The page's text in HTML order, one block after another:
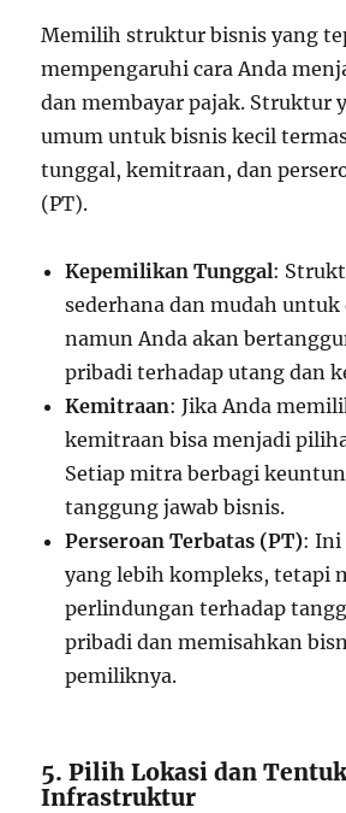
Memilih struktur bisnis yang
mempengaruhi cara Anda
dan membayar pajak. Struktur
umum untuk bisnis kecil
tunggal, kemitraan, dan
(PT).
Kepemilikan Tunggal:
sederhana dan mudah untuk
namun Anda akan
pribadi terhadap utang dan
Kemitraan: Jika Anda
kemitraan bisa menjadi
Setiap mitra berbagi
tanggung jawab bisnis.
Perseroan Terbatas (PT): Ini
yang lebih kompleks, tetapi
perlindungan terhadap
pribadi dan memisahkan
pemiliknya.
5. Pilih Lokasi dan
Infrastruktur